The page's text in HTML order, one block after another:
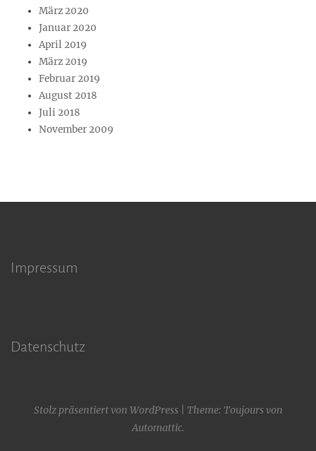
März 2020
Januar 2020
April 2019
März 2019
Februar 2019
August 2018
Juli 2018
November 2009
Impressum
Datenschutz
Stolz präsentiert von WordPress
Theme: Toujours von
Automattic.